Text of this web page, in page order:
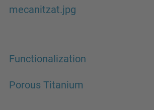
mecanitzat.jpg
Functionalization
Porous Titanium